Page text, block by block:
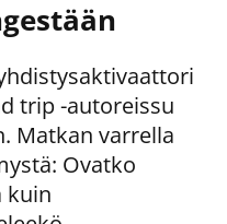
trip -autoreissu
Matkan varrella
Ovatko
kuin